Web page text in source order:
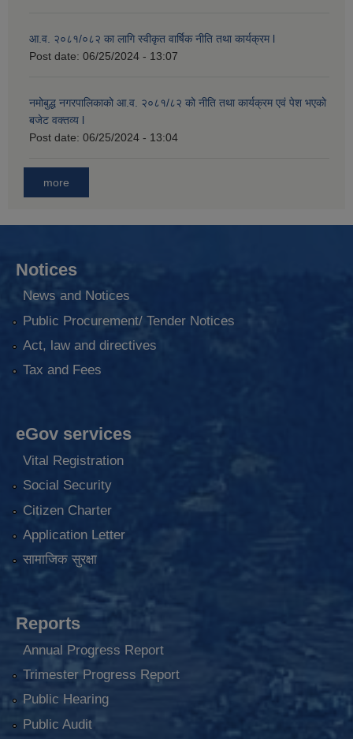
आ.व. २०८१/०८२ का लागि स्वीकृत वार्षिक नीति तथा कार्यक्रम l
Post date: 06/25/2024 - 13:07
नमोबुद्ध नगरपालिकाको आ‍.व. २०८१/८२ को नीति तथा कार्यक्रम एवं पेश भएको
बजेट वक्तव्य l
Post date: 06/25/2024 - 13:04
more
Notices
News and Notices
Public Procurement/ Tender Notices
Act, law and directives
Tax and Fees
eGov services
Vital Registration
Social Security
Citizen Charter
Application Letter
सामाजिक सुरक्षा
Reports
Annual Progress Report
Trimester Progress Report
Public Hearing
Public Audit